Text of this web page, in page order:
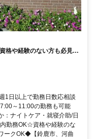
格や経験のない方も必見◎
、河曲駅、障がい者グル
ート】
1日以上で勤務日数応相談
～11:00の勤務も可能
：ナイトケア・就寝介助/日
勤務OK☆資格や経験のな
ークOK◆【鈴鹿市、河曲